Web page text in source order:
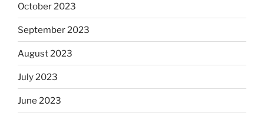
October 2023
September 2023
August 2023
July 2023
June 2023